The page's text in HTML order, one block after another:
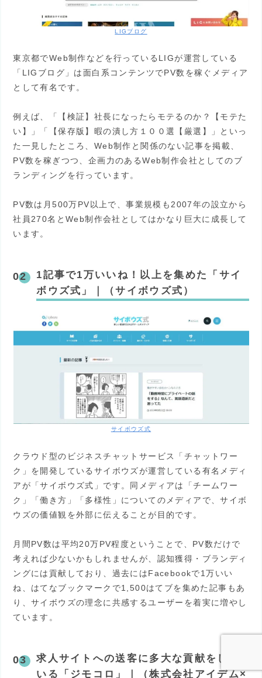
LIGブログ
東京都でWeb制作などを行っているLIGが運営している
「LIGブログ」は面白系コンテンツでPV数を稼ぐメディア
として有名です。
例えば、「【検証】社長になったらモテるのか？【モテた
い】」「【保存版】暇の潰し方１００選【厳選】」といっ
た一見したところ、Web制作と関係のない記事を掲載、
PV数を稼ぎつつ、企画力のあるWeb制作会社としてのブ
ランディングを行っています。
PV数は月500万PV以上で、事業規模も2007年の設立から
社員270名とWeb制作会社としてはかなり巨大に成長して
います。
1記事で1万いいね！以上を集めた「サイ
ボウズ式」｜（サイボウズ式）
サイボウズ式
クラウド型のビジネスチャットサービス「チャットワー
ク」を開発しているサイボウズが運営している有名メディ
アが「サイボウズ式」です。同メディアは「チームワー
ク」「働き方」「多様性」についてのメディアで、サイボ
ウズの価値観を外部に伝えることが目的です。
月間PV数は平均20万PV程度ということで、PV数だけで
考えれば少ないかもしれませんが、認知獲得・ブランディ
ングには貢献しており、過去にはFacebookで1万いい
ね、はてなブックマークで1,500はてブを集めた記事もあ
り、サイボウズの理念に共感するユーザーを着実に増やし
ています。
求人サイトへの送客に多大な貢献をして
いる「ジモコロ」｜（株式会社アイデム×